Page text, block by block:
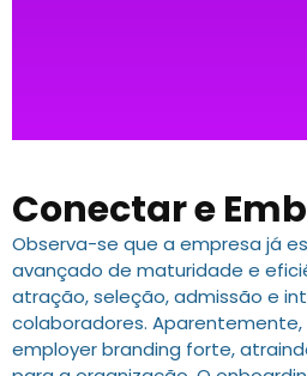
Conectar e
Observa-se que a empresa já
avançado de maturidade e
atração, seleção, admissão e
colaboradores.
employer branding forte,